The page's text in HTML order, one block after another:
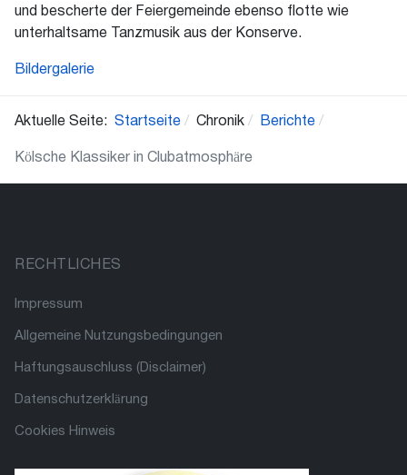
und bescherte der Feiergemeinde ebenso flotte wie
unterhaltsame Tanzmusik aus der Konserve.
Bildergalerie
Aktuelle Seite: Startseite Chronik Berichte
Kölsche Klassiker in Clubatmosphäre
RECHTLICHES
Impressum
Allgemeine Nutzungsbedingungen
Haftungsauschluss (Disclaimer)
Datenschutzerklärung
Cookies Hinweis